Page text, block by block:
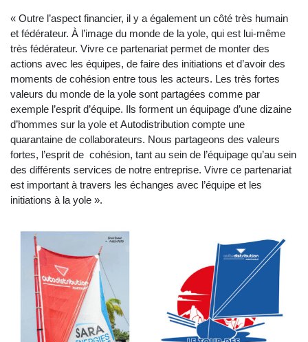
« Outre l’aspect financier, il y a également un côté très humain
et fédérateur. À l’image du monde de la yole, qui est lui-même
très fédérateur. Vivre ce partenariat permet de monter des
actions avec les équipes, de faire des initiations et d’avoir des
moments de cohésion entre tous les acteurs. Les très fortes
valeurs du monde de la yole sont partagées comme par
exemple l’esprit d’équipe. Ils forment un équipage d’une dizaine
d’hommes sur la yole et Autodistribution compte une
quarantaine de collaborateurs. Nous partageons des valeurs
fortes, l’esprit de cohésion, tant au sein de l’équipage qu’au sein
des différents services de notre entreprise. Vivre ce partenariat
est important à travers les échanges avec l’équipe et les
initiations à la yole ».